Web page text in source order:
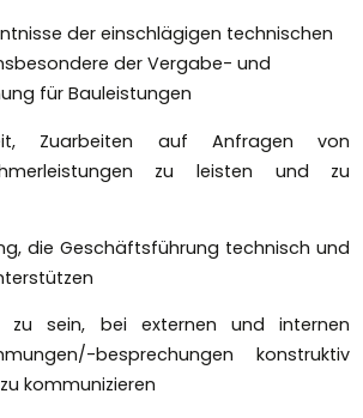
der einschlägigen technischen
der Vergabe- und
für Bauleistungen
Zuarbeiten auf Anfragen von
zu leisten und zu
die Geschäftsführung technisch und
sein, bei externen und internen
besprechungen konstruktiv
kommunizieren